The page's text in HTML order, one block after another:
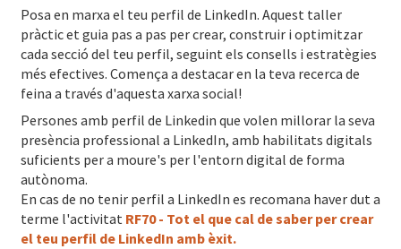
Posa en marxa el teu perfil de LinkedIn. Aquest taller
pràctic et guia pas a pas per crear, construir i optimitzar
cada secció del teu perfil, seguint els consells i estratègies
més efectives. Comença a destacar en la teva recerca de
feina a través d'aquesta xarxa social!
Persones amb perfil de Linkedin que volen millorar la seva
presència professional a LinkedIn, amb habilitats digitals
suficients per a moure's per l'entorn digital de forma
autònoma.
En cas de no tenir perfil a LinkedIn es recomana haver dut a
terme l'activitat RF70 - Tot el que cal de saber per crear
el teu perfil de LinkedIn amb èxit.